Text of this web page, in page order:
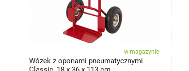
w magazynie
Wózek z oponami pneumatycznymi